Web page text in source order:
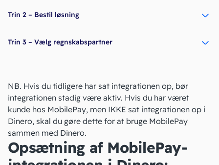
Trin 2 – Bestil løsning
Trin 3 – Vælg regnskabspartner
NB. Hvis du tidligere har sat integrationen op, bør
integrationen stadig være aktiv. Hvis du har været
kunde hos MobilePay, men IKKE sat integrationen op i
Dinero, skal du gøre dette for at bruge MobilePay
sammen med Dinero.
Opsætning af MobilePay-